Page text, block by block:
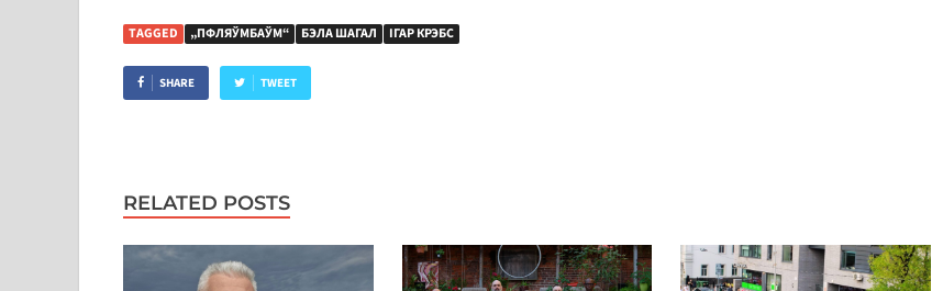
TAGGED „ПФЛЯЎМБАЎМ“ БЭЛА ШАГАЛ ІГАР КРЭБС
SHARE TWEET
RELATED POSTS